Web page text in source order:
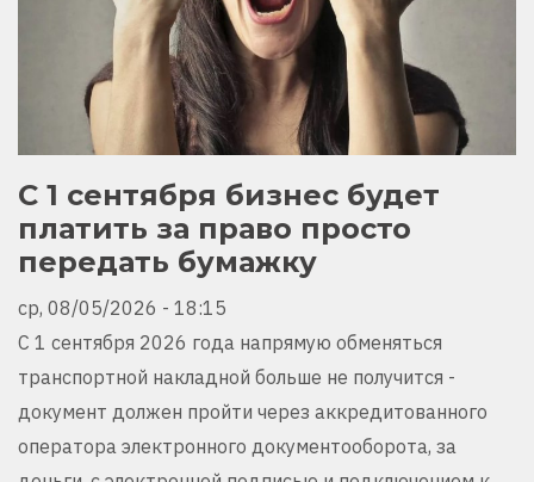
С 1 сентября бизнес будет
платить за право просто
передать бумажку
ср, 08/05/2026 - 18:15
С 1 сентября 2026 года напрямую обменяться
транспортной накладной больше не получится -
документ должен пройти через аккредитованного
оператора электронного документооборота, за